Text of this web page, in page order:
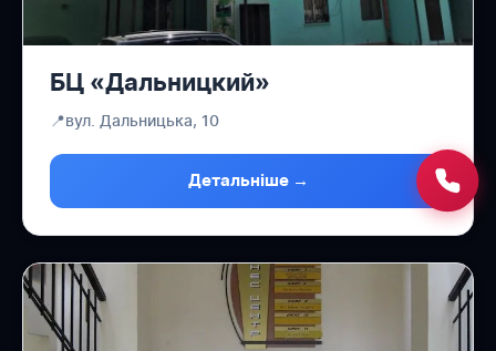
БЦ «Дальницкий»
📍вул. Дальницька, 10
Детальніше →